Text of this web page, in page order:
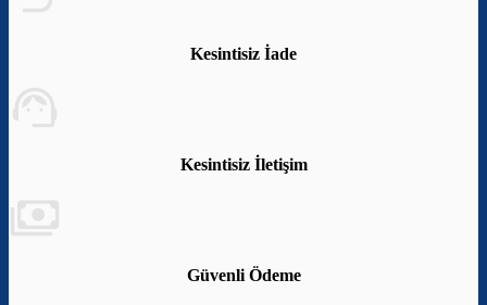
Kesintisiz İade
Kesintisiz İletişim
Güvenli Ödeme